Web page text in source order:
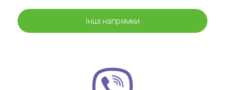
Інші напрямки